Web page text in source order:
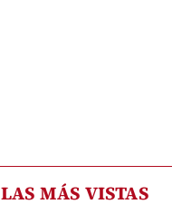
LAS MÁS VISTAS